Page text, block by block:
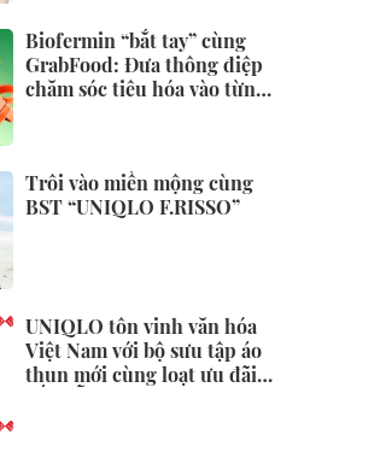
Biofermin “bắt tay” cùng
GrabFood: Đưa thông điệp
chăm sóc tiêu hóa vào từng
Trôi vào miền mộng cùng
BST “UNIQLO F.RISSO”
UNIQLO tôn vinh văn hóa
Việt Nam với bộ sưu tập áo
thun mới cùng loạt ưu đãi